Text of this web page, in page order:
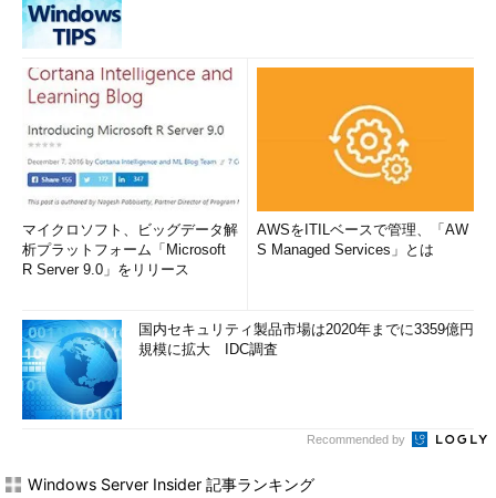
マイクロソフト、ビッグデータ解
析プラットフォーム「Microsoft
R Server 9.0」をリリース
AWSをITILベースで管理、「AW
S Managed Services」とは
国内セキュリティ製品市場は2020年までに3359億円
規模に拡大 IDC調査
Recommended by
Windows Server Insider 記事ランキング